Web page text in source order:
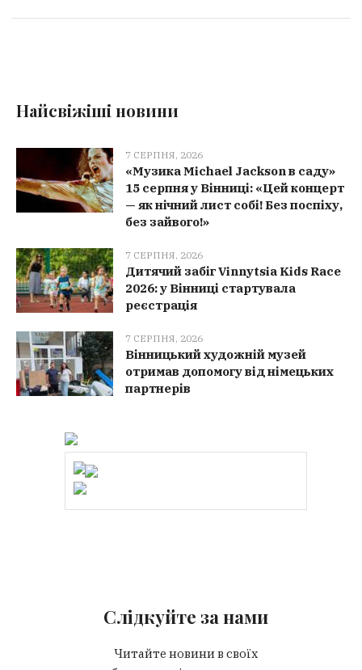
Найсвіжіші новини
7 СЕРПНЯ, 2026
«Музика Michael Jackson в саду»
15 серпня у Вінниці: «Цей концерт
— як нічний лист собі! Без поспіху,
без зайвого!»
7 СЕРПНЯ, 2026
Дитячий забіг Vinnytsia Kids Race
2026: у Вінниці стартувала
реєстрація
7 СЕРПНЯ, 2026
Вінницький художній музей
отримав допомогу від німецьких
партнерів
Слідкуйте за нами
Читайте новини в своїх